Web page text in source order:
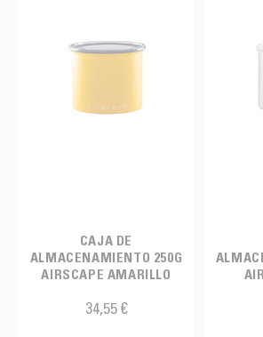
CAJA DE
ALMACENAMIENTO 250G
AIRSCAPE AMARILLO
34,55 €